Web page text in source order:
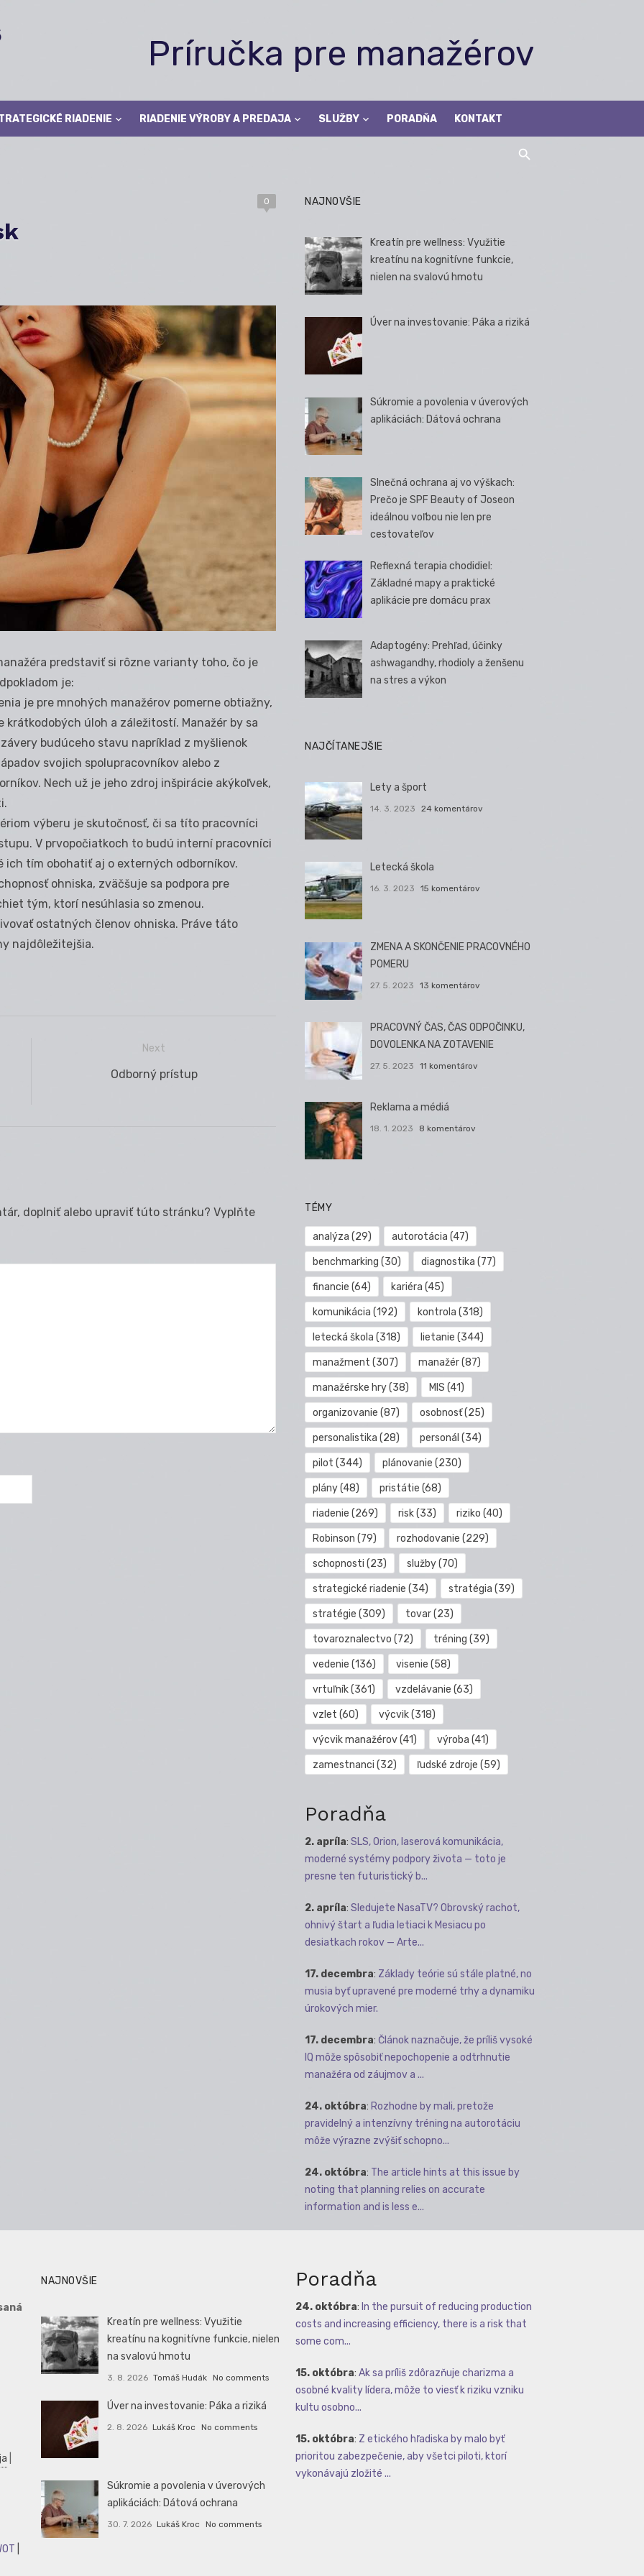
Príručka pre manažérov
RIADENIE RIADENIE VÝROBY A PREDAJA SLUŽBY PORADŇA KONTAKT
0
predstaviť si rôzne varianty toho, čo je
je:
je pre mnohých manažérov pomerne obtiažny,
úloh a záležitostí. Manažér by sa
budúceho stavu napríklad z myšlienok
svojich spolupracovníkov alebo z
Nech už je jeho zdroj inšpirácie akýkoľvek,
výberu je skutočnosť, či sa títo pracovníci
V prvopočiatkoch to budú interní pracovníci
ich tím obohatiť aj o externých odborníkov.
ohniska, zväčšuje sa podpora pre
tým, ktorí nesúhlasia so zmenou.
ostatných členov ohniska. Práve táto
najdôležitejšia.
Next
Next
Odborný prístup
doplniť alebo upraviť túto stránku? Vyplňte
NAJNOVŠIE
Kreatín pre wellness: Využitie
kreatínu na kognitívne funkcie,
nielen na svalovú hmotu
Úver na investovanie: Páka a riziká
Súkromie a povolenia v úverových
aplikáciách: Dátová ochrana
Slnečná ochrana aj vo výškach:
Prečo je SPF Beauty of Joseon
ideálnou voľbou nie len pre
cestovateľov
Reflexná terapia chodidiel:
Základné mapy a praktické
aplikácie pre domácu prax
Adaptogény: Prehľad, účinky
ashwagandhy, rhodioly a ženšenu
na stres a výkon
NAJČÍTANEJŠIE
Lety a šport
14. 3. 2023 24 komentárov
Letecká škola
16. 3. 2023 15 komentárov
ZMENA A SKONČENIE PRACOVNÉHO
POMERU
27. 5. 2023 13 komentárov
PRACOVNÝ ČAS, ČAS ODPOČINKU,
DOVOLENKA NA ZOTAVENIE
27. 5. 2023 11 komentárov
Reklama a médiá
18. 1. 2023 8 komentárov
TÉMY
analýza (29) autorotácia (47)
benchmarking (30) diagnostika (77)
financie (64) kariéra (45)
komunikácia (192) kontrola (318)
letecká škola (318) lietanie (344)
manažment (307) manažér(87)
manažérske hry(38) MIS (41)
organizovanie (87) osobnosť(25)
personalistika (28) personál (34)
pilot (344) plánovanie (230)
plány(48) pristátie (68)
riadenie (269) risk(33) riziko (40)
Robinson (79) rozhodovanie (229)
schopnosti (23) služby(70)
strategické riadenie (34) stratégia (39)
stratégie (309) tovar(23)
tovaroznalectvo (72) tréning (39)
vedenie (136) visenie (58)
vrtuľník(361) vzdelávanie (63)
vzlet (60) výcvik(318)
výcvik manažérov(41) výroba (41)
zamestnanci (32) ľudské zdroje (59)
Poradňa
2. apríla: SLS, Orion, laserová komunikácia,
moderné systémy podpory života — toto je
presne ten futuristický b...
2. apríla: Sledujete NasaTV? Obrovský rachot,
ohnivý štart a ľudia letiaci k Mesiacu po
desiatkach rokov — Arte...
17. decembra: Základy teórie sú stále platné, no
musia byť upravené pre moderné trhy a dynamiku
úrokových mier.
17. decembra: Článok naznačuje, že príliš vysoké
IQ môže spôsobiť nepochopenie a odtrhnutie
manažéra od záujmov a ...
24. októbra: Rozhodne by mali, pretože
pravidelný a intenzívny tréning na autorotáciu
môže výrazne zvýšiť schopno...
24. októbra: The article hints at this issue by
noting that planning relies on accurate
information and is less e...
NAJNOVŠIE
Kreatín pre wellness: Využitie
kreatínu na kognitívne funkcie, nielen
na svalovú hmotu
3. 8. 2026 Tomáš Hudák No comments
Úver na investovanie: Páka a riziká
2. 8. 2026 Lukáš Kroc No comments
Súkromie a povolenia v úverových
aplikáciách: Dátová ochrana
30. 7. 2026 Lukáš Kroc No comments
Poradňa
24. októbra: In the pursuit of reducing production
costs and increasing efficiency, there is a risk that
some com...
15. októbra: Ak sa príliš zdôrazňuje charizma a
osobné kvality lídera, môže to viesť k riziku vzniku
kultu osobno...
15. októbra: Z etického hľadiska by malo byť
prioritou zabezpečenie, aby všetci piloti, ktorí
vykonávajú zložité ...